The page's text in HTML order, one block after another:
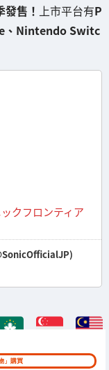
售！ 上市平台有P
、Nintendo Switc
クフロンティア
」購買